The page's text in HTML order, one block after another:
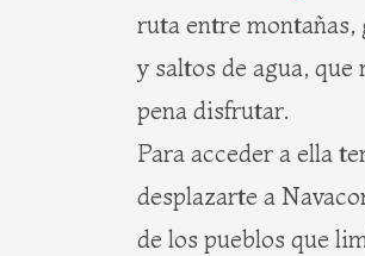
ruta entre montañas,
y saltos de agua, que
pena disfrutar.
Para acceder a ella
desplazarte a
de los pueblos que